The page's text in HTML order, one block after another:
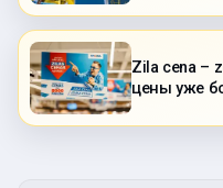
Zila cena –
цены уже